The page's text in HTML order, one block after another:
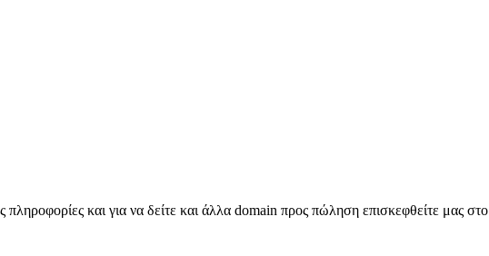
και για να δείτε και άλλα domain προς πώληση επισκεφθείτε μας στο